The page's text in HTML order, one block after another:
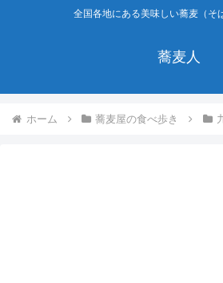
全国各地にある美味しい蕎麦（そ
蕎麦人
ホーム 蕎麦屋の食べ歩き